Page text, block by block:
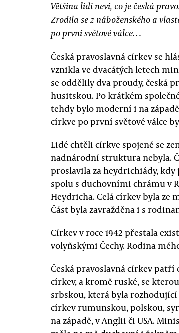
Většina lidí neví, co je česká
Zrodila se z náboženského a
po první světové válce…
Česká pravoslavná církev se
vznikla ve dvacátých letech
se oddělily dva proudy, česká
husitskou. Po krátkém
tehdy bylo moderní i na
církve po první světové válce
Lidé chtěli církve spojené se
nadnárodní struktura nebyla.
proslavila za heydrichiády, kdy
spolu s duchovními chrámu v
Heydricha. Celá církev byla ze
Část byla zavražděna i s
Církev v roce 1942 přestala
volyňskými Čechy. Rodina
Česká pravoslavná církev
církev, a kromě ruské, se
srbskou, která byla
církev rumunskou, polskou,
na západě, v Anglii či USA.